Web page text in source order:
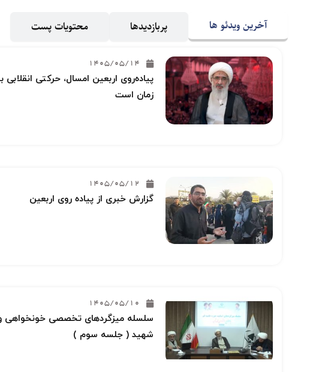
آخرین ویدئو ها پربازدیدها محتویات پست
1405/05/14
پیاده‌روی اربعین امسال، حرکتی انقلابی
زمان است
1405/05/12
گزارش خبری از پیاده روی اربعین
1405/05/10
سلسله میزگردهای تخصصی خونخواهی و
شهید ( جلسه سوم )